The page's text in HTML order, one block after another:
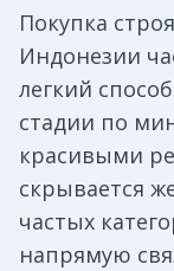
Покупка
Индонезии
легкий
стадии по
красивыми
скрывается
частых
напрямую